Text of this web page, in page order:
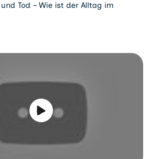
Tod – Wie ist der Alltag im